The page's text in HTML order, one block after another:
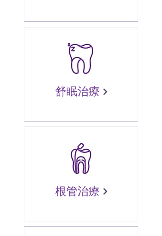
舒眠治療
根管治療